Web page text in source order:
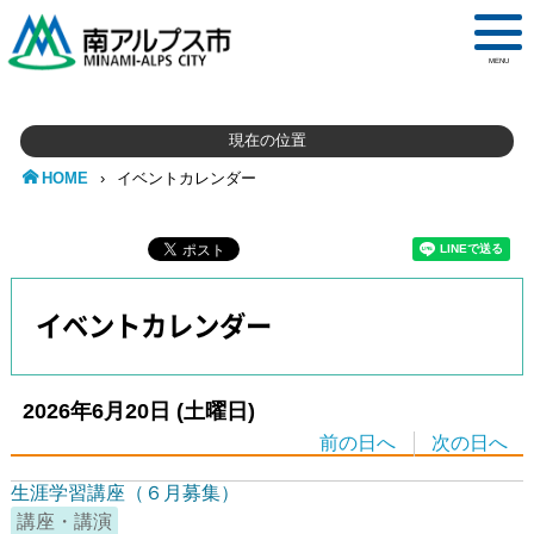
MENU
現在の位置
HOME › イベントカレンダー
イベントカレンダー
2026年6月20日 (土曜日)
前の日へ 次の日へ
生涯学習講座（６月募集）
講座・講演